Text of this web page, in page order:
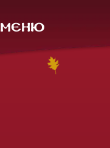
МЕНЮ